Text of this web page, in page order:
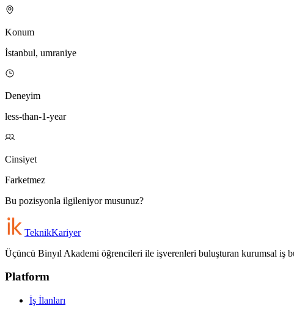
Konum
İstanbul, umraniye
Deneyim
less-than-1-year
Cinsiyet
Farketmez
Bu pozisyonla ilgileniyor musunuz?
TeknikKariyer
Üçüncü Binyıl Akademi öğrencileri ile işverenleri buluşturan kurumsal iş
Platform
İş İlanları